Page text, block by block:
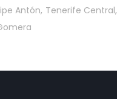
Antón, Tenerife Central,